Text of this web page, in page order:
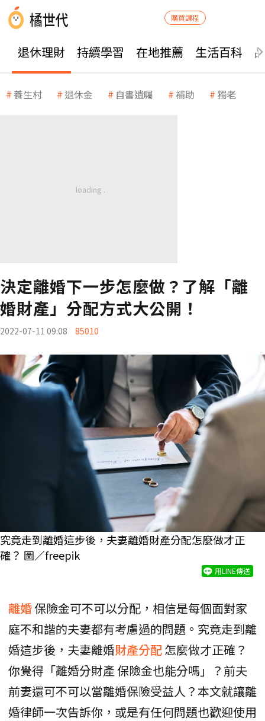
購買課程
退休理財 持續學習 在地推薦 生活百科
養生村 退休金 自書遺囑 補助 獨老
決定離婚下一步怎麼做？了解「離
婚財產」分配方式大公開！
2022-07-11 09:08 85010
究竟走到離婚這步後，夫妻離婚財產分配怎麼做才正
確？ 圖／freepik
用LINE傳送
離婚保險金可不可以分配，相信是每個面對家
庭不和諧的夫妻都有考慮過的問題。究竟走到離
婚這步後，夫妻離婚財產分配怎麼做才正確？
你覺得「離婚分財產 保險金也能分嗎」？前夫
前妻還可不可以當離婚保險受益人？本文就讓離
婚律師一次告訴你，或是有任何問題也歡迎使用